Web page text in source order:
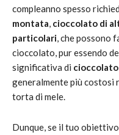
compleanno spesso
montata, cioccolato di
particolari, che possono
cioccolato, pur essendo
significativa di cioccolato
generalmente più costosi
torta di mele.
Dunque, se il tuo